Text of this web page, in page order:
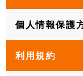
個人情報保護
利用規約